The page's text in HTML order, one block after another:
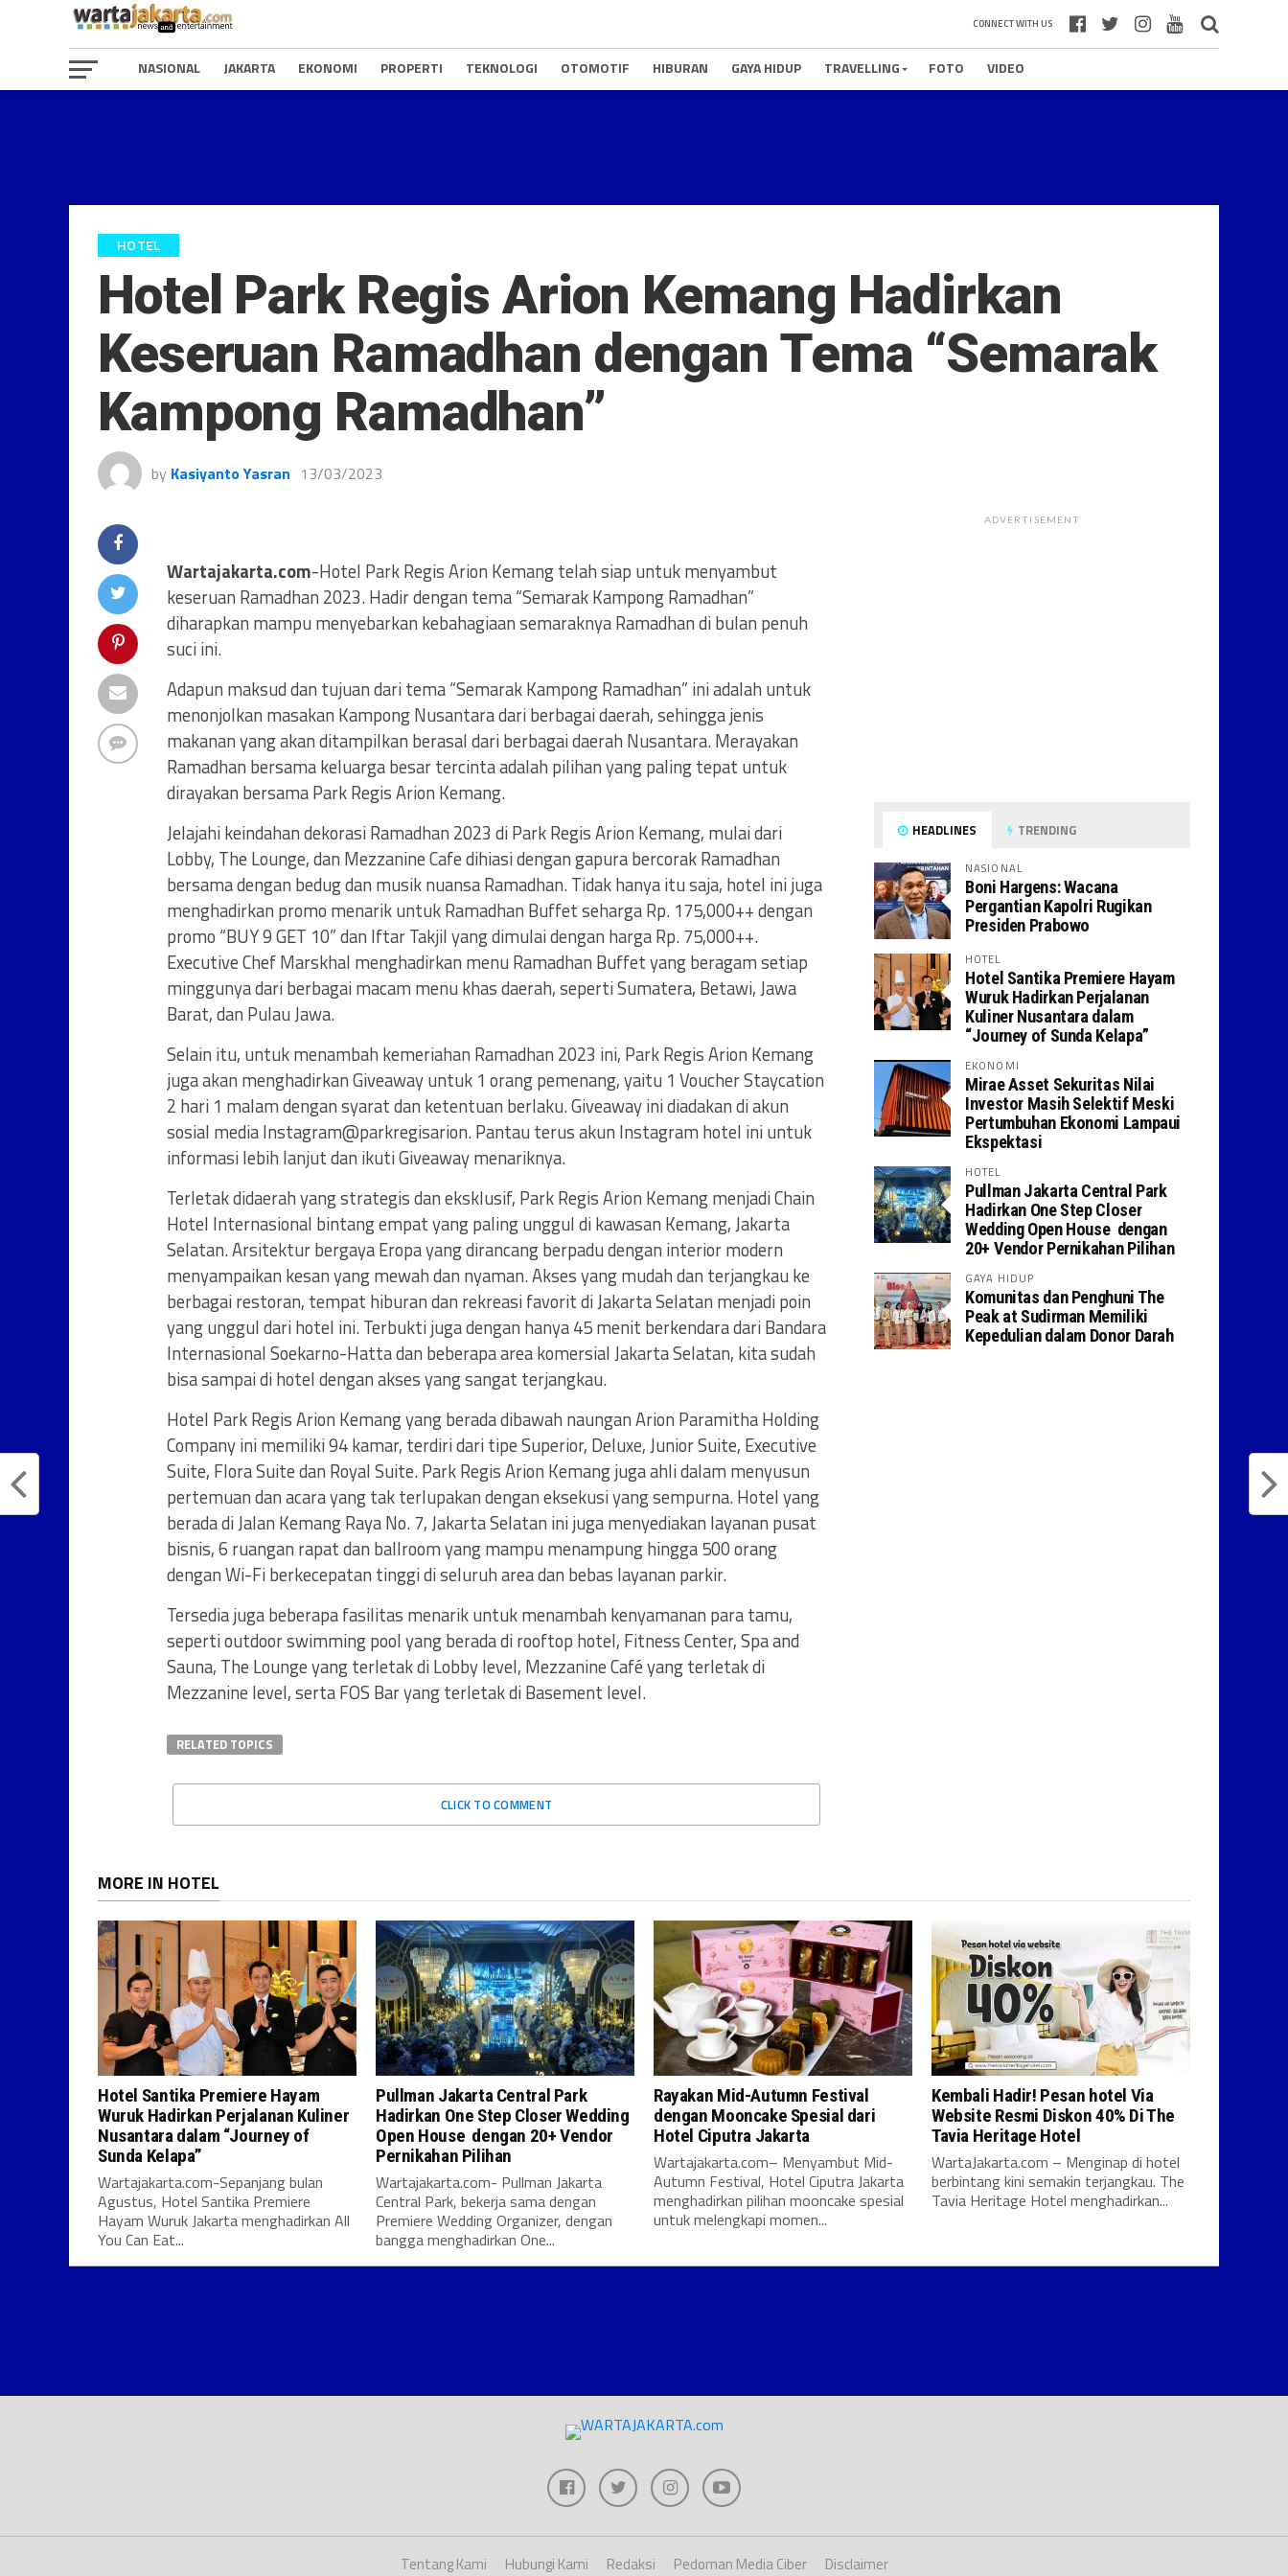
CONNECT WITH US
NASIONAL JAKARTA EKONOMI PROPERTI TEKNOLOGI OTOMOTIF HIBURAN GAYA HIDUP TRAVELLING FOTO VIDEO
HOTEL
Hotel Park Regis Arion Kemang Hadirkan
Keseruan Ramadhan dengan Tema “Semarak
Kampong Ramadhan”
by Kasiyanto Yasran 13/03/2023
Wartajakarta.com-Hotel Park Regis Arion Kemang telah siap untuk menyambut
keseruan Ramadhan 2023. Hadir dengan tema “Semarak Kampong Ramadhan”
diharapkan mampu menyebarkan kebahagiaan semaraknya Ramadhan di bulan penuh
suci ini.
Adapun maksud dan tujuan dari tema “Semarak Kampong Ramadhan” ini adalah untuk
menonjolkan masakan Kampong Nusantara dari berbagai daerah, sehingga jenis
makanan yang akan ditampilkan berasal dari berbagai daerah Nusantara. Merayakan
Ramadhan bersama keluarga besar tercinta adalah pilihan yang paling tepat untuk
dirayakan bersama Park Regis Arion Kemang.
Jelajahi keindahan dekorasi Ramadhan 2023 di Park Regis Arion Kemang, mulai dari
Lobby, The Lounge, dan Mezzanine Cafe dihiasi dengan gapura bercorak Ramadhan
bersama dengan bedug dan musik nuansa Ramadhan. Tidak hanya itu saja, hotel ini juga
menghadirkan promo menarik untuk Ramadhan Buffet seharga Rp. 175,000++ dengan
promo “BUY 9 GET 10” dan Iftar Takjil yang dimulai dengan harga Rp. 75,000++.
Executive Chef Marskhal menghadirkan menu Ramadhan Buffet yang beragam setiap
minggunya dari berbagai macam menu khas daerah, seperti Sumatera, Betawi, Jawa
Barat, dan Pulau Jawa.
Selain itu, untuk menambah kemeriahan Ramadhan 2023 ini, Park Regis Arion Kemang
juga akan menghadirkan Giveaway untuk 1 orang pemenang, yaitu 1 Voucher Staycation
2 hari 1 malam dengan syarat dan ketentuan berlaku. Giveaway ini diadakan di akun
sosial media Instagram@parkregisarion. Pantau terus akun Instagram hotel ini untuk
informasi lebih lanjut dan ikuti Giveaway menariknya.
Terletak didaerah yang strategis dan eksklusif, Park Regis Arion Kemang menjadi Chain
Hotel Internasional bintang empat yang paling unggul di kawasan Kemang, Jakarta
Selatan. Arsitektur bergaya Eropa yang dirancang berpadu dengan interior modern
menyampaikan kesan yang mewah dan nyaman. Akses yang mudah dan terjangkau ke
berbagai restoran, tempat hiburan dan rekreasi favorit di Jakarta Selatan menjadi poin
yang unggul dari hotel ini. Terbukti juga dengan hanya 45 menit berkendara dari Bandara
Internasional Soekarno-Hatta dan beberapa area komersial Jakarta Selatan, kita sudah
bisa sampai di hotel dengan akses yang sangat terjangkau.
Hotel Park Regis Arion Kemang yang berada dibawah naungan Arion Paramitha Holding
Company ini memiliki 94 kamar, terdiri dari tipe Superior, Deluxe, Junior Suite, Executive
Suite, Flora Suite dan Royal Suite. Park Regis Arion Kemang juga ahli dalam menyusun
pertemuan dan acara yang tak terlupakan dengan eksekusi yang sempurna. Hotel yang
berada di Jalan Kemang Raya No. 7, Jakarta Selatan ini juga menyediakan layanan pusat
bisnis, 6 ruangan rapat dan ballroom yang mampu menampung hingga 500 orang
dengan Wi-Fi berkecepatan tinggi di seluruh area dan bebas layanan parkir.
Tersedia juga beberapa fasilitas menarik untuk menambah kenyamanan para tamu,
seperti outdoor swimming pool yang berada di rooftop hotel, Fitness Center, Spa and
Sauna, The Lounge yang terletak di Lobby level, Mezzanine Café yang terletak di
Mezzanine level, serta FOS Bar yang terletak di Basement level.
RELATED TOPICS
CLICK TO COMMENT
ADVERTISEMENT
HEADLINES TRENDING
NASIONAL
Boni Hargens: Wacana
Pergantian Kapolri Rugikan
Presiden Prabowo
HOTEL
Hotel Santika Premiere Hayam
Wuruk Hadirkan Perjalanan
Kuliner Nusantara dalam
“Journey of Sunda Kelapa”
EKONOMI
Mirae Asset Sekuritas Nilai
Investor Masih Selektif Meski
Pertumbuhan Ekonomi Lampaui
Ekspektasi
HOTEL
Pullman Jakarta Central Park
Hadirkan One Step Closer
Wedding Open House dengan
20+ Vendor Pernikahan Pilihan
GAYA HIDUP
Komunitas dan Penghuni The
Peak at Sudirman Memiliki
Kepedulian dalam Donor Darah
MORE IN HOTEL
Hotel Santika Premiere Hayam
Wuruk Hadirkan Perjalanan Kuliner
Nusantara dalam “Journey of
Sunda Kelapa”
Wartajakarta.com-Sepanjang bulan
Agustus, Hotel Santika Premiere
Hayam Wuruk Jakarta menghadirkan All
You Can Eat...
Pullman Jakarta Central Park
Hadirkan One Step Closer Wedding
Open House dengan 20+ Vendor
Pernikahan Pilihan
Wartajakarta.com- Pullman Jakarta
Central Park, bekerja sama dengan
Premiere Wedding Organizer, dengan
bangga menghadirkan One...
Rayakan Mid-Autumn Festival
dengan Mooncake Spesial dari
Hotel Ciputra Jakarta
Wartajakarta.com– Menyambut Mid-
Autumn Festival, Hotel Ciputra Jakarta
menghadirkan pilihan mooncake spesial
untuk melengkapi momen...
Kembali Hadir! Pesan hotel Via
Website Resmi Diskon 40% Di The
Tavia Heritage Hotel
WartaJakarta.com – Menginap di hotel
berbintang kini semakin terjangkau. The
Tavia Heritage Hotel menghadirkan...
Tentang Kami Hubungi Kami Redaksi Pedoman Media Ciber Disclaimer